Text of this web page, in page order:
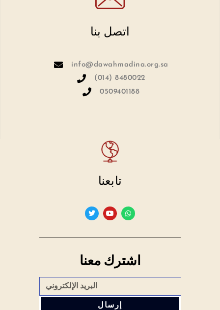
اتصل بنا
info@dawahmadina.org.sa
(014) 8480022
0509401188
تابعنا
اشترك معنا
إرسال